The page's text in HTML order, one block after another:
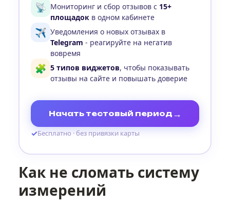
📡 Мониторинг и сбор отзывов с 15+
площадок в одном кабинете
✈️ Уведомления о новых отзывах в
Telegram - реагируйте на негатив
вовремя
🧩 5 типов виджетов, чтобы показывать
отзывы на сайте и повышать доверие
Начать тестовый период →
✓Бесплатно · без привязки карты
Как не сломать систему
измерений